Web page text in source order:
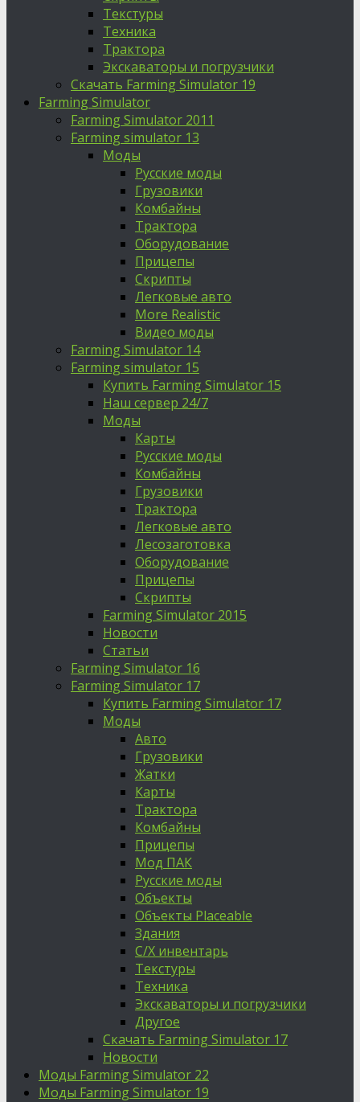
Текстуры
Техника
Трактора
Экскаваторы и погрузчики
Скачать Farming Simulator 19
Farming Simulator
Farming Simulator 2011
Farming simulator 13
Моды
Русские моды
Грузовики
Комбайны
Трактора
Оборудование
Прицепы
Скрипты
Легковые авто
More Realistic
Видео моды
Farming Simulator 14
Farming simulator 15
Купить Farming Simulator 15
Наш сервер 24/7
Моды
Карты
Русские моды
Комбайны
Грузовики
Трактора
Легковые авто
Лесозаготовка
Оборудование
Прицепы
Скрипты
Farming Simulator 2015
Новости
Статьи
Farming Simulator 16
Farming Simulator 17
Купить Farming Simulator 17
Моды
Авто
Грузовики
Жатки
Карты
Трактора
Комбайны
Прицепы
Мод ПАК
Русские моды
Объекты
Объекты Placeable
Здания
С/Х инвентарь
Текстуры
Техника
Экскаваторы и погрузчики
Другое
Скачать Farming Simulator 17
Новости
Моды Farming Simulator 22
Моды Farming Simulator 19